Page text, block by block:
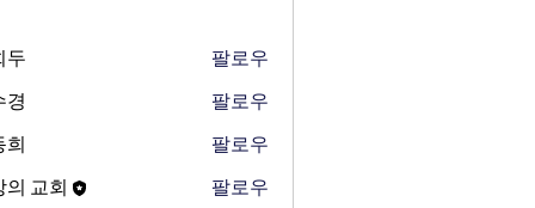
두
팔로우
경
팔로우
희
팔로우
의 교회
팔로우